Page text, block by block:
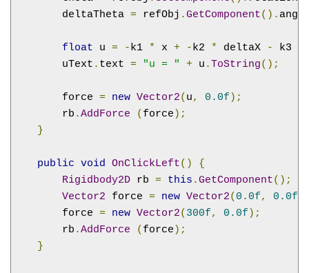
        deltaTheta
= refObj .GetComponent().
float u = -k1 * x + -k2 * deltaX - k3
        uText
. text = "u = " + u .ToString();
        force
= new Vector2( u, 0.0f );
        rb
.AddForce ( force );
}
public void OnClickLeft()
{
Rigidbody2D rb = this .GetComponent();
Vector2 force = new Vector2( 0.0f, 0.0f
        force
= new Vector2( 300f, 0.0f );
        rb
.AddForce ( force );
}